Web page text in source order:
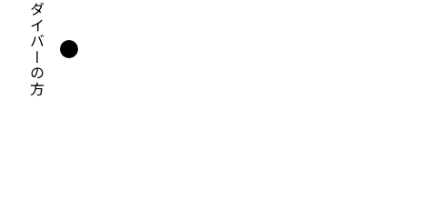
ダイバーの方